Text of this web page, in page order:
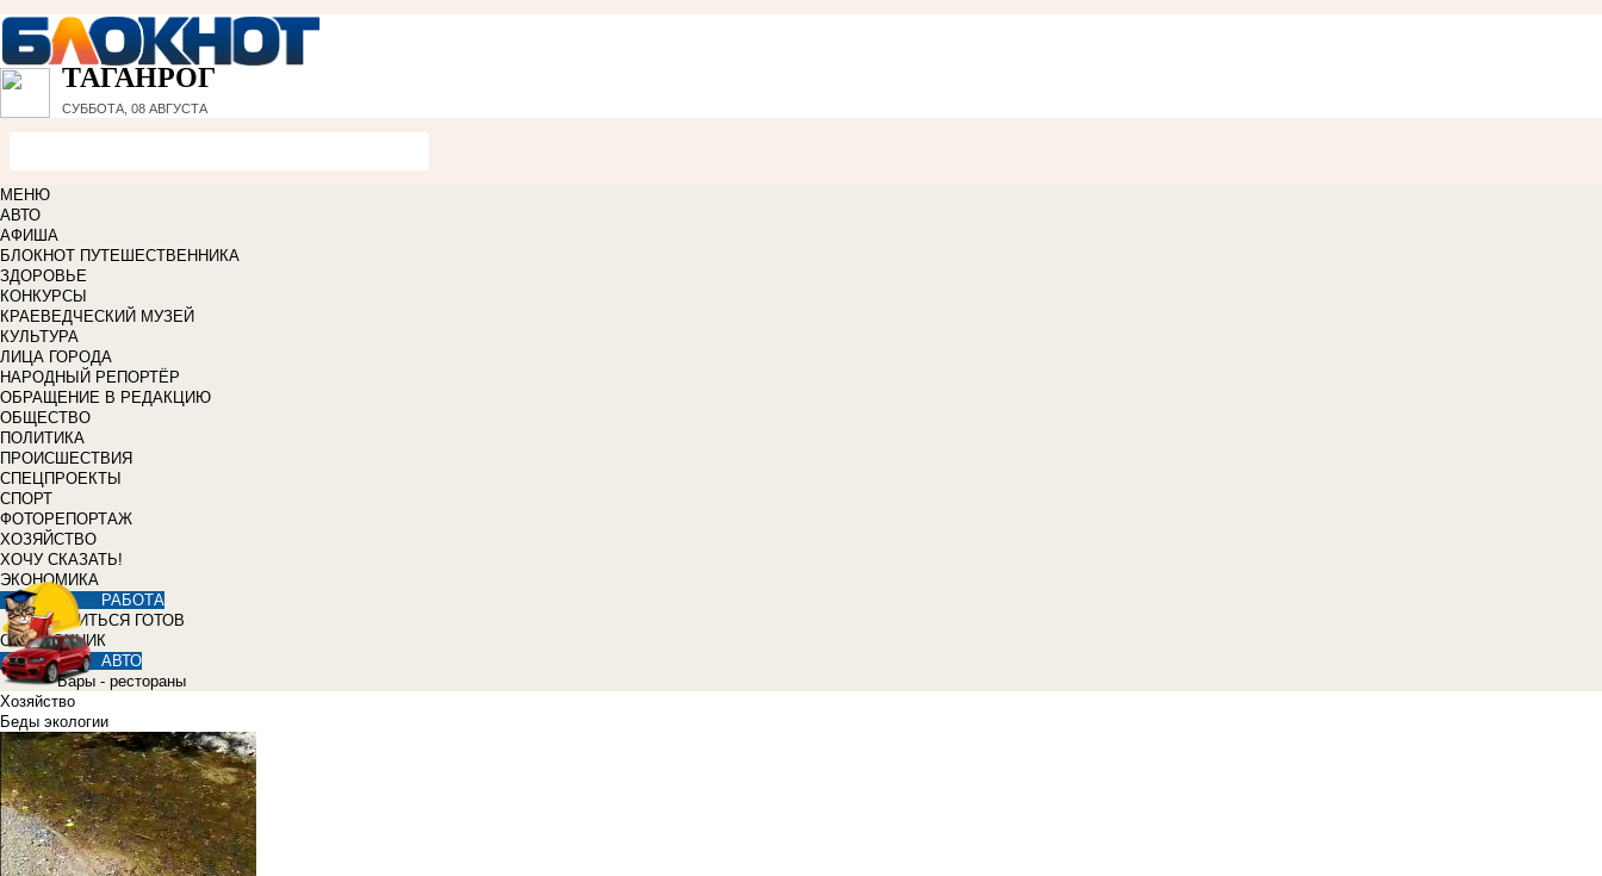
ТАГАНРОГ
СУББОТА, 08 АВГУСТА
МЕНЮ
АВТО
АФИША
БЛОКНОТ ПУТЕШЕСТВЕННИКА
ЗДОРОВЬЕ
КОНКУРСЫ
КРАЕВЕДЧЕСКИЙ МУЗЕЙ
КУЛЬТУРА
ЛИЦА ГОРОДА
НАРОДНЫЙ РЕПОРТЁР
ОБРАЩЕНИЕ В РЕДАКЦИЮ
ОБЩЕСТВО
ПОЛИТИКА
ПРОИСШЕСТВИЯ
СПЕЦПРОЕКТЫ
СПОРТ
ФОТОРЕПОРТАЖ
ХОЗЯЙСТВО
ХОЧУ СКАЗАТЬ!
ЭКОНОМИКА
РАБОТА
УЧИТЬСЯ ГОТОВ
СПРАВОЧНИК
АВТО
Бары - рестораны
Хозяйство
Беды экологии